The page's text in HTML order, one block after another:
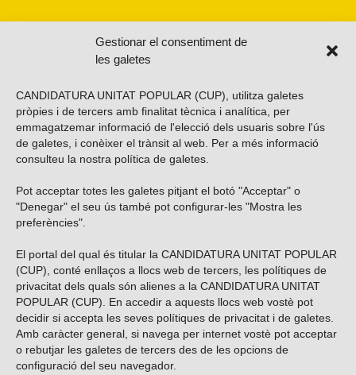
Gestionar el consentiment de
les galetes
CANDIDATURA UNITAT POPULAR (CUP), utilitza galetes
pròpies i de tercers amb finalitat tècnica i analítica, per
emmagatzemar informació de l'elecció dels usuaris sobre l'ús
de galetes, i conèixer el trànsit al web. Per a més informació
consulteu la nostra política de galetes
Pot acceptar totes les galetes pitjant el botó "Acceptar" o
"Denegar" el seu ús també pot configurar-les "Mostra les
preferències".
El portal del qual és titular la CANDIDATURA UNITAT POPULAR
(CUP), conté enllaços a llocs web de tercers, les polítiques de
privacitat dels quals són alienes a la CANDIDATURA UNITAT
POPULAR (CUP). En accedir a aquests llocs web vostè pot
decidir si accepta les seves polítiques de privacitat i de galetes.
Amb caràcter general, si navega per internet vostè pot acceptar
o rebutjar les galetes de tercers des de les opcions de
configuració del seu navegador.
Vols subscriure’t al nostre butlletí?
ENVIAR
Troba’ns a les xarxes socials